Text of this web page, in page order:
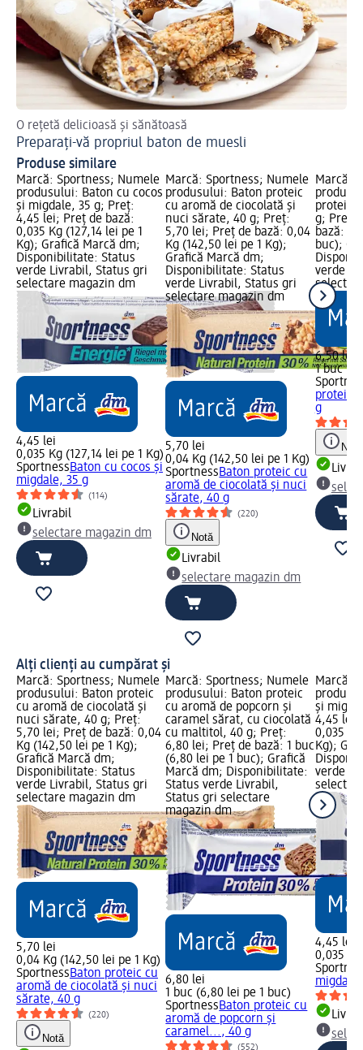
O rețetă delicioasă și sănătoasă
Preparați-vă propriul baton de muesli
Produse similare
Marcă: Sportness; Numele
produsului: Baton cu cocos
și migdale, 35 g; Preț:
4,45 lei; Preț de bază:
0,035 Kg (127,14 lei pe 1
Kg); Grafică Marcă dm;
Disponibilitate: Status
verde Livrabil, Status gri
selectare magazin dm
4,45 lei
0,035 Kg (127,14 lei pe 1 Kg)
SportnessBaton cu cocos și
migdale, 35 g
(114)
Livrabil
selectare magazin dm
Marcă: Sportness; Numele
produsului: Baton proteic
cu aromă de ciocolată și
nuci sărate, 40 g; Preț:
5,70 lei; Preț de bază: 0,04
Kg (142,50 lei pe 1 Kg);
Grafică Marcă dm;
Disponibilitate: Status
verde Livrabil, Status gri
selectare magazin dm
5,70 lei
0,04 Kg (142,50 lei pe 1 Kg)
SportnessBaton proteic cu
aromă de ciocolată și nuci
sărate, 40 g
(220)
Notă
Livrabil
selectare magazin dm
Marcă:
g; Preț:
bază: 1
buc);
verde
6,50 lei
1 buc
g
Notă
Alți clienți au cumpărat și
Marcă: Sportness; Numele
produsului: Baton proteic
cu aromă de ciocolată și
nuci sărate, 40 g; Preț:
5,70 lei; Preț de bază: 0,04
Kg (142,50 lei pe 1 Kg);
Grafică Marcă dm;
Disponibilitate: Status
verde Livrabil, Status gri
selectare magazin dm
5,70 lei
0,04 Kg (142,50 lei pe 1 Kg)
SportnessBaton proteic cu
aromă de ciocolată și nuci
sărate, 40 g
(220)
Notă
Marcă: Sportness; Numele
produsului: Baton proteic
cu aromă de popcorn și
caramel sărat, cu ciocolată
cu maltitol, 40 g; Preț:
6,80 lei; Preț de bază: 1 buc
(6,80 lei pe 1 buc); Grafică
Marcă dm; Disponibilitate:
Status verde Livrabil,
Status gri selectare
magazin dm
6,80 lei
1 buc (6,80 lei pe 1 buc)
SportnessBaton proteic cu
aromă de popcorn și
caramel..., 40 g
(552)
Marcă:
și
4,45 lei;
0,035
Kg);
verde
4,45 lei
0,035